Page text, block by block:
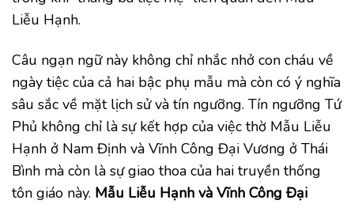
Liễu Hạnh.
Câu ngạn ngữ này không chỉ nhắc nhở con cháu về
ngày tiệc của cả hai bậc phụ mẫu mà còn có ý nghĩa
sâu sắc về mặt lịch sử và tín ngưỡng. Tín ngưỡng Tứ
Phủ không chỉ là sự kết hợp của việc thờ Mẫu Liễu
Hạnh ở Nam Định và Vĩnh Công Đại Vương ở Thái
Bình mà còn là sự giao thoa của hai truyền thống
tôn giáo này. Mẫu Liễu Hạnh và Vĩnh Công Đại